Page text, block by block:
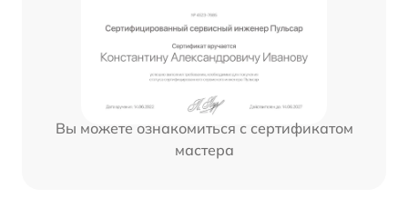
Вы можете ознакомиться с сертификатом
мастера